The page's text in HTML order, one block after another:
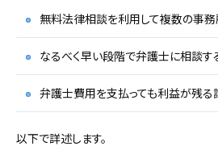
無料法律相談を利用して複数の事
なるべく早い段階で弁護士に相談す
弁護士費用を支払っても利益が残る
以下で詳述します。